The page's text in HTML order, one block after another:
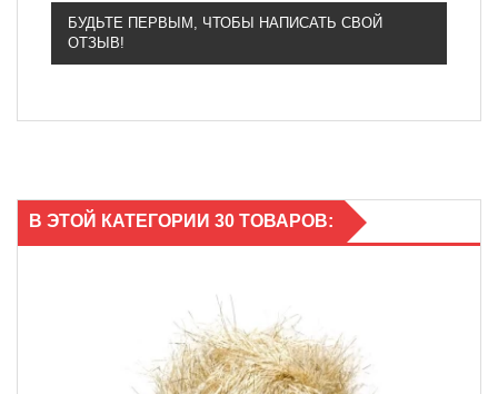
БУДЬТЕ ПЕРВЫМ, ЧТОБЫ НАПИСАТЬ СВОЙ
ОТЗЫВ!
В ЭТОЙ КАТЕГОРИИ 30 ТОВАРОВ: